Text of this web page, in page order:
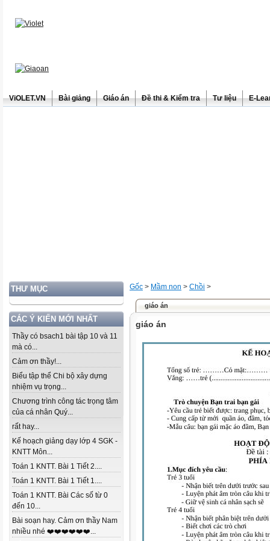
ViOLET.VN Bài giảng Giáo án Đề thi & Kiểm tra Tư liệu E-
THƯ MỤC
CÁC Ý KIẾN MỚI NHẤT
Thầy có bsach1 bài tập 10 và 11
mà có...
Cảm ơn thầy!...
Biểu tập thể Chi bộ xây dựng
nhiệm vụ trọng...
Chương trình công tác trọng tâm
của cá nhân Quý...
rất hay...
Kế hoạch giảng dạy lớp 4 SGK -
KNTT Môn...
Toán 1 KNTT. Bài 1 Tiết 2....
Toán 1 KNTT. Bài 1 Tiết 1....
Toán 1 KNTT. Bài Các số từ 0
đến 10...
Bài soạn hay. Cảm ơn thầy Nam
nhiều nhé ❤️❤️❤️❤️❤️❤️...
Gốc > Mầm non > Chồi >
giáo án
giáo án